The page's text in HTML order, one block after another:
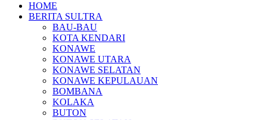
HOME
BERITA SULTRA
BAU-BAU
KOTA KENDARI
KONAWE
KONAWE UTARA
KONAWE SELATAN
KONAWE KEPULAUAN
BOMBANA
KOLAKA
BUTON